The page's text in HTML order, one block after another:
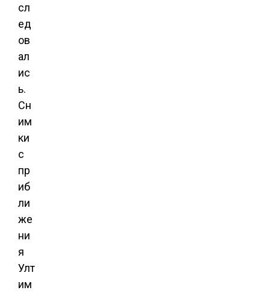
сл
ед
ов
ал
ис
ь.
Сн
им
ки
с
пр
иб
ли
же
ни
я
Улт
им